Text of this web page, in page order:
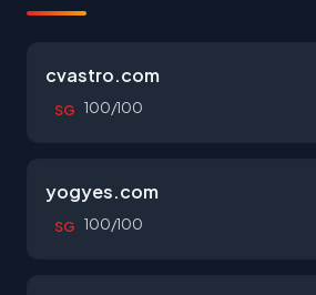
cvastro.com
SG 100/100
yogyes.com
SG 100/100